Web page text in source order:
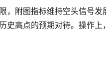
，附图指标维持空头信号
史高点的预期对待。操作